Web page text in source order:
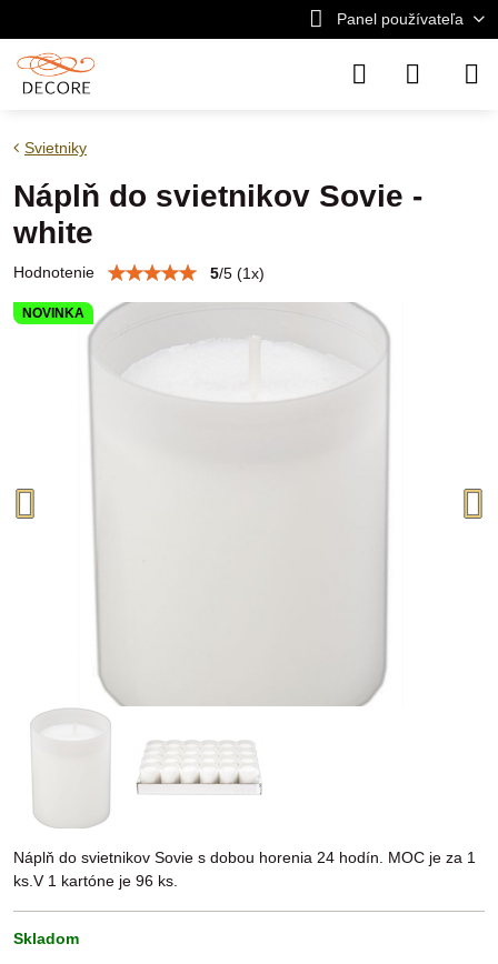
Panel používateľa
NOVINKA
Svietniky
Náplň do svietnikov Sovie -
white
Hodnotenie 5/5 (1x)
Náplň do svietnikov Sovie s dobou horenia 24 hodín. MOC je za 1
ks.V 1 kartóne je 96 ks.
Skladom